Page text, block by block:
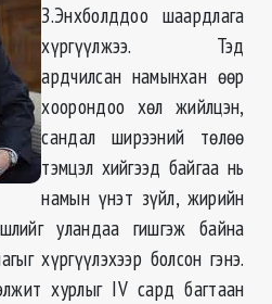
З.Энхболддоо шаардлага
хүргүүлжээ. Тэд
ардчилсан намынхан өөр
хоорондоо хөл жийлцэн,
сандал ширээний төлөө
тэмцэл хийгээд байгаа нь
намын үнэт зүйл, жирийн
уландаа гишгэж байна
хүргүүлэхээр болсон гэнэ.
хурлыг IV сард багтаан